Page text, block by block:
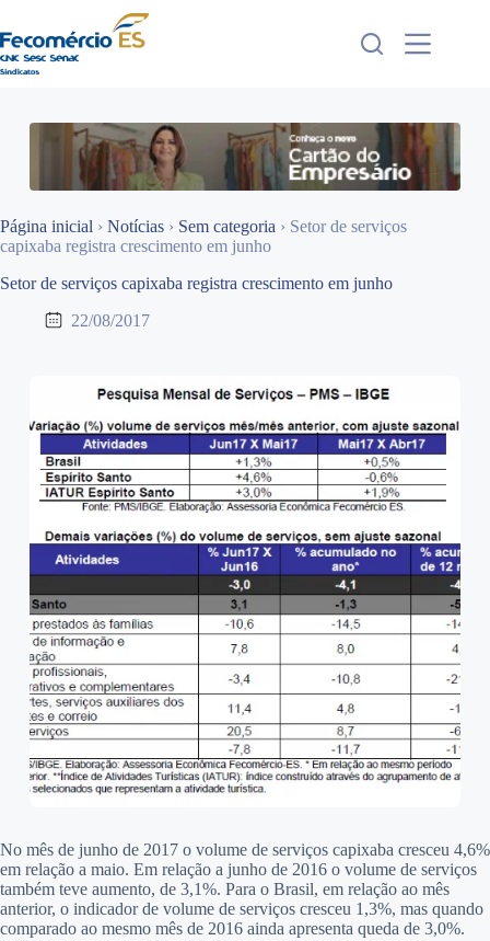
para
o
conteúdo
Página inicial › Notícias › Sem categoria › Setor de serviços
capixaba registra crescimento em junho
Setor de serviços capixaba registra crescimento em junho
22/08/2017
No mês de junho de 2017 o volume de serviços capixaba cresceu 4,6%
em relação a maio. Em relação a junho de 2016 o volume de serviços
também teve aumento, de 3,1%. Para o Brasil, em relação ao mês
anterior, o indicador de volume de serviços cresceu 1,3%, mas quando
comparado ao mesmo mês de 2016 ainda apresenta queda de 3,0%.